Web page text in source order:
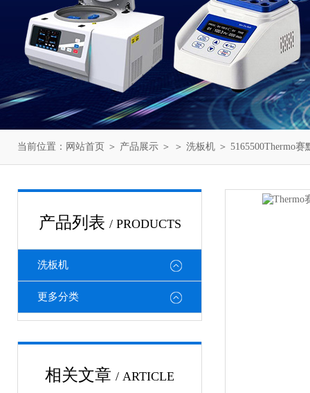
当前位置： 网站首页 ＞ 产品展示 ＞ ＞ 洗板机 ＞ 5165500Thermo
产品列表 / PRODUCTS
洗板机
更多分类
相关文章 / ARTICLE